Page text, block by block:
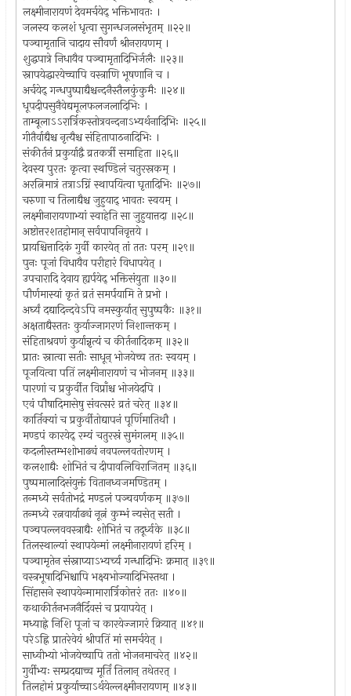
लक्ष्मीनारायणं देवमर्चयेद् भक्तिभावतः ।
जलस्य कलशं धृत्वा सुगन्धजलसंभृतम् ॥२२॥
पञ्चामृतानि चादाय सौवर्णं श्रीनरायणम् ।
शुद्धपात्रे निधायैव पञ्चामृतादिभिर्जलैः ॥२३॥
स्नापयेद्धारयेच्चापि वस्त्राणि भूषणानि च ।
अर्चयेद् गन्धपुष्पाद्यैश्चन्दनैस्तैलकुंकुमैः ॥२४॥
धूपदीपसुनैवेद्यमूलफलजलादिभिः ।
ताम्बूलाऽऽरार्त्रिकस्तोत्रवन्दनाऽभ्यर्थनादिभिः ॥२५॥
गीतैर्वाद्यैश्च नृत्यैश्च संहितापाठनादिभिः ।
संकीर्तनं प्रकुर्याद्वै व्रतकर्त्री समाहिता ॥२६॥
देवस्य पुरतः कृत्वा स्थण्डिलं चतुरस्रकम् ।
अरत्निमात्रं तत्राऽग्निं स्थापयित्वा घृतादिभिः ॥२७॥
चरुणा च तिलाद्यैश्च जुहुयाद् भावतः स्वयम् ।
लक्ष्मीनारायणाभ्यां स्वाहेति सा जुहुयात्तदा ॥२८॥
अष्टोत्तरशतहोमान् सर्वपापनिवृत्तये ।
प्रायश्चित्तादिकं गुर्वी कारयेत् तां ततः परम् ॥२९॥
पुनः पूजां विधायैव परीहारं विधापयेत् ।
उपचारादि देवाय ह्यर्पयेद् भक्तिसंयुता ॥३०॥
पौर्णमास्यां कृतं व्रतं समर्पयामि ते प्रभो ।
अर्घ्यं दद्यादिन्दवेऽपि नमस्कुर्यात् सुपुष्पकैः ॥३१॥
अक्षताद्यैस्ततः कुर्याज्जागरणं निशान्तकम् ।
संहिताश्रवणं कुर्यान्नृत्यं च कीर्तनादिकम् ॥३२॥
प्रातः स्नात्वा सतीः साधून् भोजयेच्च ततः स्वयम् ।
पूजयित्वा पतिं लक्ष्मीनारायणं च भोजनम् ॥३३॥
पारणां च प्रकुर्वीत विप्राँश्च भोजयेदपि ।
एवं पौषादिमासेषु संवत्सरं व्रतं चरेत् ॥३४॥
कार्तिक्यां च प्रकुर्वीतोद्यापनं पूर्णिमातिथौ ।
मण्डपं कारयेद् रम्यं चतुरस्रं सुमंगलम् ॥३५॥
कदलीस्तम्भशोभाढ्यं नवपल्लवतोरणम् ।
कलशाद्यैः शोभितं च दीपावलिविराजितम् ॥३६॥
पुष्पमालादिसंयुक्तं वितानध्वजमण्डितम् ।
तन्मध्ये सर्वतोभद्रं मण्डलं पञ्चवर्णकम् ॥३७॥
तन्मध्ये रत्नवार्याढ्यं नूत्नं कुम्भं न्यसेत् सती ।
पञ्चपल्लववस्त्राद्यैः शोभितं च तदूर्ध्वके ॥३८॥
तिलस्थाल्यां स्थापयेन्मां लक्ष्मीनारायणं हरिम् ।
पञ्चामृतेन संस्नाप्याऽभ्यर्च्य गन्धादिभिः क्रमात् ॥३९॥
वस्त्रभूषादिभिश्चापि भक्ष्यभोज्यादिभिस्तथा ।
सिंहासने स्थापयेन्मामारार्त्रिकोत्तरं ततः ॥४०॥
कथाकीर्तनभजनैर्दिवसं च प्रयापयेत् ।
मध्याह्ने निशि पूजां च कारयेज्जागरं क्रियात् ॥४१॥
परेऽह्नि प्रातरेवेयं श्रीपतिं मां समर्चयेत् ।
साध्वीभ्यो भोजयेच्चापि ततो भोजनमाचरेत् ॥४२॥
गुर्वीभ्यः सम्प्रदद्याच्च मूर्तिं तिलान् तथेतरत् ।
तिलहोमं प्रकुर्याच्चाऽर्थयेल्लक्ष्मीनरायणम् ॥४३॥